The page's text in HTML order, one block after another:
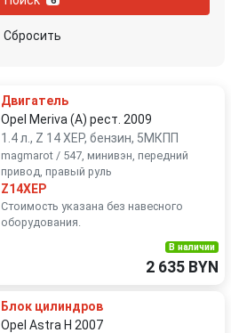
Сбросить
Двигатель
Opel Meriva (A) рест. 2009
1.4 л., Z 14 XEP, бензин, 5МКПП
magmarot / 547, минивэн, передний
привод, правый руль
Z14XEP
Стоимость указана без навесного
оборудования.
В наличии
2 635 BYN
Блок цилиндров
Opel Astra H 2007